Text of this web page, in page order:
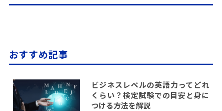
おすすめ記事
ビジネスレベルの英語力ってどれ
くらい？検定試験での目安と身に
つける方法を解説